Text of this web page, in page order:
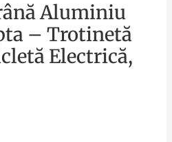
Aluminiu
– Trotinetă
Electrică,